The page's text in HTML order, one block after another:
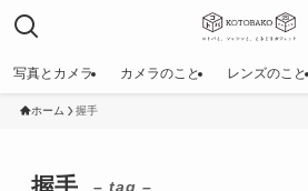
写真とカメラ カメラのこと レンズのこと
ホーム 握手
– tag –